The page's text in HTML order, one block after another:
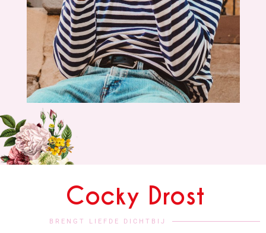
Cocky Drost
BRENGT LIEFDE DICHTBIJ